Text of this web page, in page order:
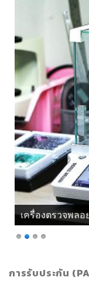
เครื่องตรวจพลอ
การรับประกัน